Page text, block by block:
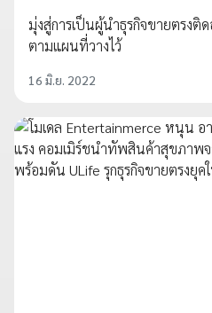
มุ่งสู่การเป็นผู้นำธุรกิจขายตรง
ตามแผนที่วางไว้
16 มิ.ย. 2022